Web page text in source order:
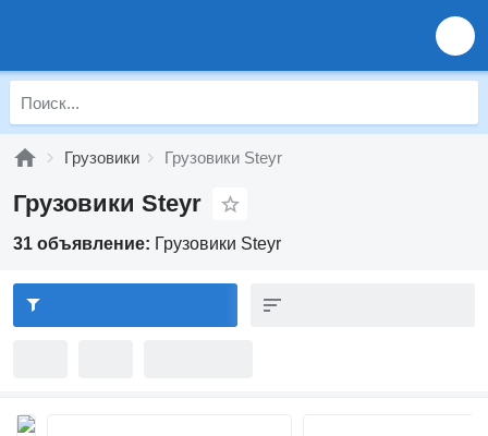
Грузовики Грузовики Steyr
Грузовики Steyr
31 объявление: Грузовики Steyr